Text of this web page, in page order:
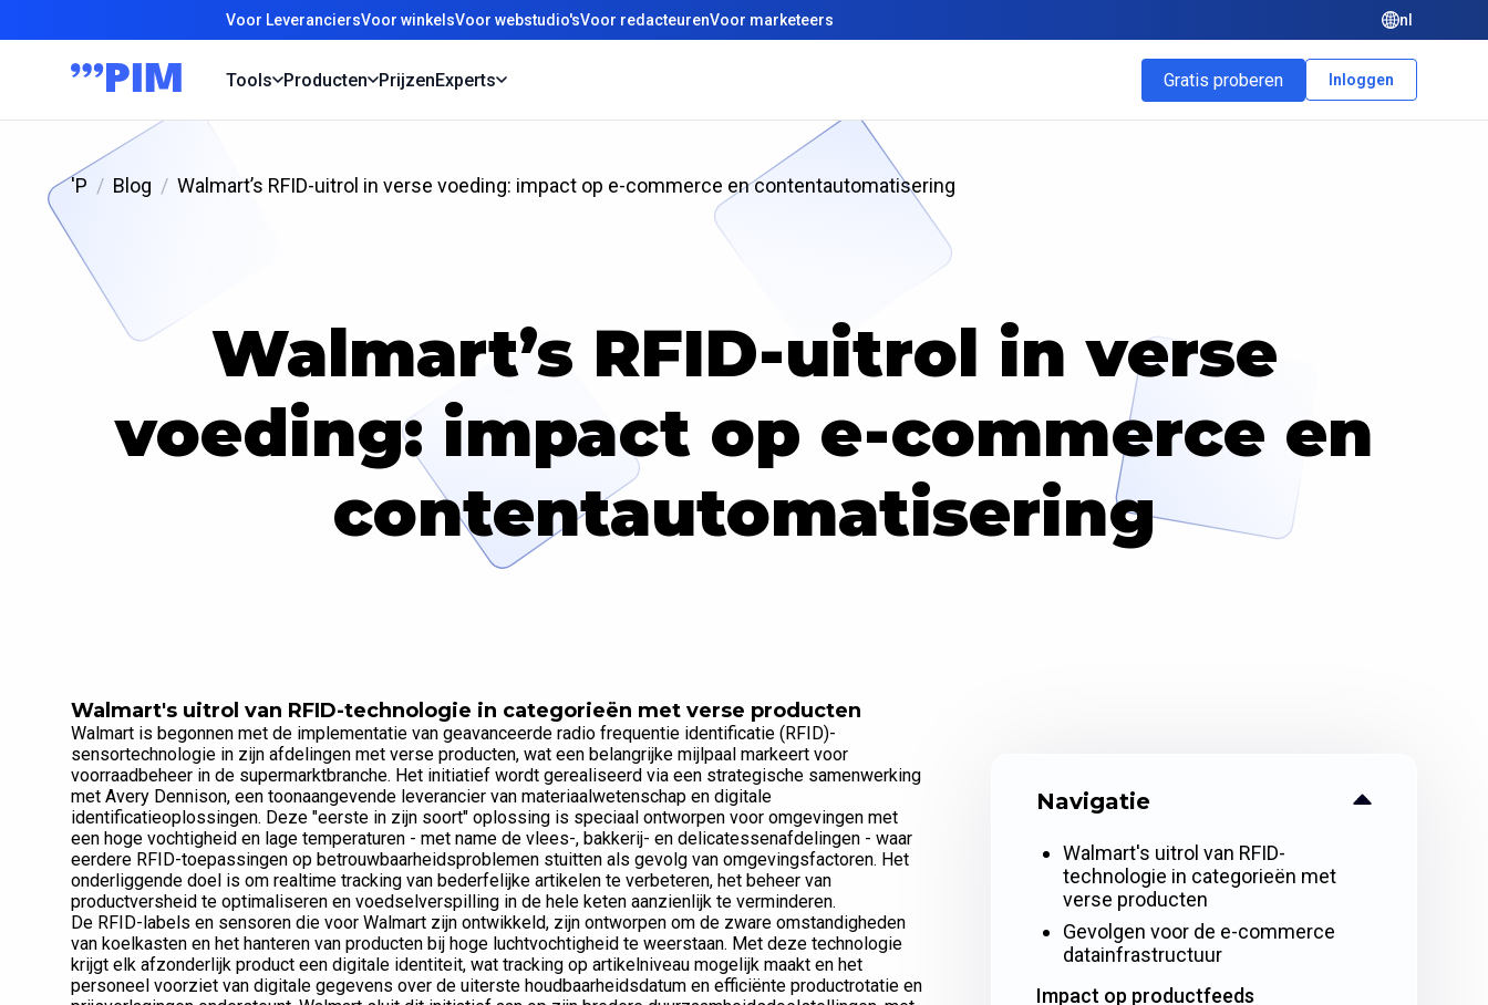
Voor LeveranciersVoor winkelsVoor webstudio'sVoor redacteurenVoor marketeers nl
Tools Producten PrijzenExperts Gratis proberen Inloggen
'P Blog Walmart’s RFID-uitrol in verse voeding: impact op e-commerce en contentautomatisering
Walmart’s RFID-uitrol in verse
voeding: impact op e-commerce en
contentautomatisering
Walmart's uitrol van RFID-technologie in categorieën met verse producten
Walmart is begonnen met de implementatie van geavanceerde radio frequentie identificatie (RFID)-
sensortechnologie in zijn afdelingen met verse producten, wat een belangrijke mijlpaal markeert voor
voorraadbeheer in de supermarktbranche. Het initiatief wordt gerealiseerd via een strategische samenwerking
met Avery Dennison, een toonaangevende leverancier van materiaalwetenschap en digitale
identificatieoplossingen. Deze "eerste in zijn soort" oplossing is speciaal ontworpen voor omgevingen met
een hoge vochtigheid en lage temperaturen - met name de vlees-, bakkerij- en delicatessenafdelingen - waar
eerdere RFID-toepassingen op betrouwbaarheidsproblemen stuitten als gevolg van omgevingsfactoren. Het
onderliggende doel is om realtime tracking van bederfelijke artikelen te verbeteren, het beheer van
productversheid te optimaliseren en voedselverspilling in de hele keten aanzienlijk te verminderen.
De RFID-labels en sensoren die voor Walmart zijn ontwikkeld, zijn ontworpen om de zware omstandigheden
van koelkasten en het hanteren van producten bij hoge luchtvochtigheid te weerstaan. Met deze technologie
krijgt elk afzonderlijk product een digitale identiteit, wat tracking op artikelniveau mogelijk maakt en het
personeel voorziet van digitale gegevens over de uiterste houdbaarheidsdatum en efficiënte productrotatie en
Navigatie
Walmart's uitrol van RFID-
technologie in categorieën met
verse producten
Gevolgen voor de e-commerce
datainfrastructuur
Impact op productfeeds